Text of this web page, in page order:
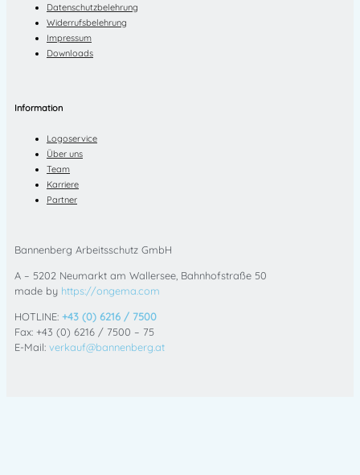
Datenschutzbelehrung
Widerrufsbelehrung
Impressum
Downloads
Information
Logoservice
Über uns
Team
Karriere
Partner
Bannenberg Arbeitsschutz GmbH
A – 5202 Neumarkt am Wallersee, Bahnhofstraße 50
made by https://ongema.com
HOTLINE: +43 (0) 6216 / 7500
Fax: +43 (0) 6216 / 7500 – 75
E-Mail: verkauf@bannenberg.at